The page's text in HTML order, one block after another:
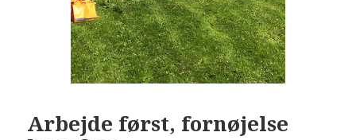
Arbejde først, fornøjelse